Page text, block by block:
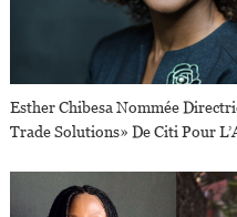
Esther Chibesa Nommée
Trade Solutions» De Citi Pour